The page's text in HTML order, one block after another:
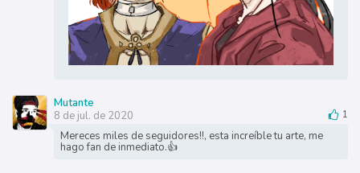
Mutante
8 de jul. de 2020
1
Mereces miles de seguidores!!, esta increíble tu arte, me
hago fan de inmediato.👍